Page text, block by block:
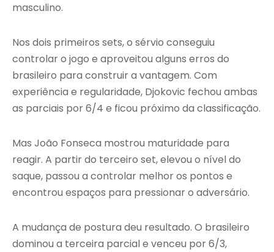
masculino.
Nos dois primeiros sets, o sérvio conseguiu
controlar o jogo e aproveitou alguns erros do
brasileiro para construir a vantagem. Com
experiência e regularidade, Djokovic fechou ambas
as parciais por 6/4 e ficou próximo da classificação.
Mas João Fonseca mostrou maturidade para
reagir. A partir do terceiro set, elevou o nível do
saque, passou a controlar melhor os pontos e
encontrou espaços para pressionar o adversário.
A mudança de postura deu resultado. O brasileiro
dominou a terceira parcial e venceu por 6/3,